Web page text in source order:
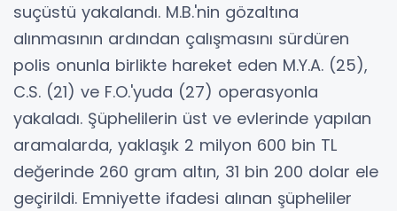
suçüstü yakalandı. M.B.'nin gözaltına
alınmasının ardından çalışmasını sürdüren
polis onunla birlikte hareket eden M.Y.A. (25),
C.S. (21) ve F.O.'yuda (27) operasyonla
yakaladı. Şüphelilerin üst ve evlerinde yapılan
aramalarda, yaklaşık 2 milyon 600 bin TL
değerinde 260 gram altın, 31 bin 200 dolar ele
geçirildi. Emniyette ifadesi alınan şüpheliler